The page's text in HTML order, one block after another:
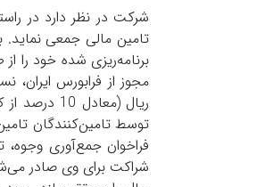
تامین مالی جمعی
برنامه‌ریزی شده خود را
توسط تامین‌کنندگان
فراخوان جمع‌آوری